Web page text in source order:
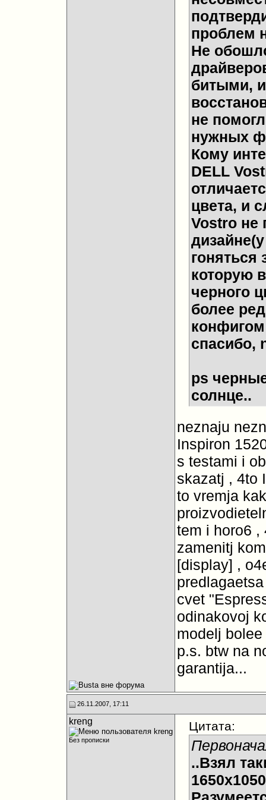
проблем
Не
битыми,
не
нужных
Кому
DELL
цвета, и
Vostro не
гоняться
которую
черного
более
спасибо,
ps
солнце..
neznaju
Inspiron
s testami i
skazatj , 4to
to vremja
tem i horo6 ,
zamenitj
[display] ,
cvet
odinakovoj
modelj
p.s. btw na
garantija...
26.11.2007, 17:11
kreng
Без прописки
Цитата:
..Взял